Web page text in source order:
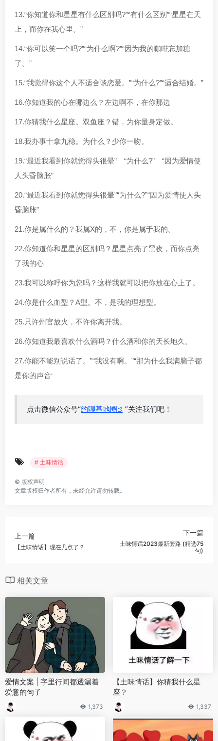
13.“你知道你和星星有什么区别吗?”“有什么区别”“星星在天
上，而你在我心里。”
14.“你可以笑一个吗?”“为什么啊?”“因为我的咖啡忘加糖
了。”
15.“我觉得你这个人不适合谈恋爱。”“为什么?”“适合结婚。”
16.你知道我的心在哪边么？左边啊不，在你那边
17.你猜我什么星座。双鱼座？错，为你量身定做。
18.我办事十拿九稳。为什么？少你一吻。
19.“最近我看到你就觉得头很晕” “为什么?” “因为爱情使
人头昏脑胀”
20.“最近我看到你就觉得头很晕”“为什么?”“因为爱情使人头
昏脑胀”
21.你是属什么的？我属X的，不，你是属于我的。
22.你知道你和星星的区别吗？星星点亮了黑夜，而你点亮
了我的心
23.我可以称呼你为您吗？这样我就可以把你放在心上了。
24.你是什么血型？A型。不，是我的理想型。
25.只许州官放火，不许你离开我。
26.你知道我最喜欢什么酒吗？什么酒和你的天长地久。
27.你能不能别说话了。”“我没有啊。”“那为什么我满脑子都
是你的声音‘
点击微信公众号“约聊基地圈 ”关注我们吧！
# 土味情话
© 版权声明
文章版权归作者所有，未经允许请勿转载。
上一篇
【土味情话】现在几点了？
下一篇
土味情话2023最新套路 (精选75
句)
相关文章
爱情文案 | 字里行间都透漏着
爱意的句子
1,373
【土味情话】你猜我什么星
座？
1,337